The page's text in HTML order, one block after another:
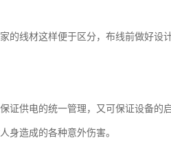
的线材这样便于区分，布线前做好设
证供电的统一管理，又可保证设备的
身造成的各种意外伤害。